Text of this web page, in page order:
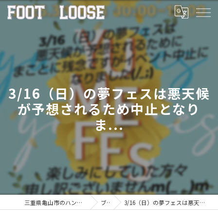
3/16（日）の夢フェスは悪天候
が予想されるため中止となり
ま...
三重県亀山市のハンバーガーならFOOT LOOSE ブログ 3/16（日）の夢フェスは悪天候が予想されるため中止となりま...